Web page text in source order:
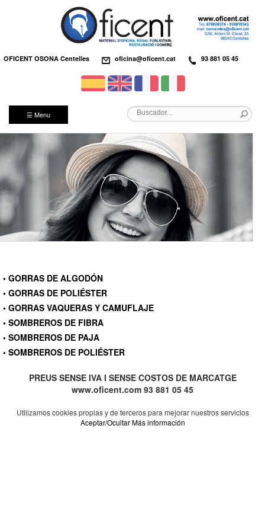
OFICENT OSONA Centelles oficina@oficent.cat 93 881 05 45
☰ Menu
• GORRAS DE ALGODÓN
• GORRAS DE POLIÉSTER
• GORRAS VAQUERAS Y CAMUFLAJE
• SOMBREROS DE FIBRA
• SOMBREROS DE PAJA
• SOMBREROS DE POLIÉSTER
PREUS SENSE IVA I SENSE COSTOS DE MARCATGE
www.oficent.com 93 881 05 45
Utilizamos cookies propias y de terceros para mejorar nuestros servicios
Aceptar/Ocultar Más información